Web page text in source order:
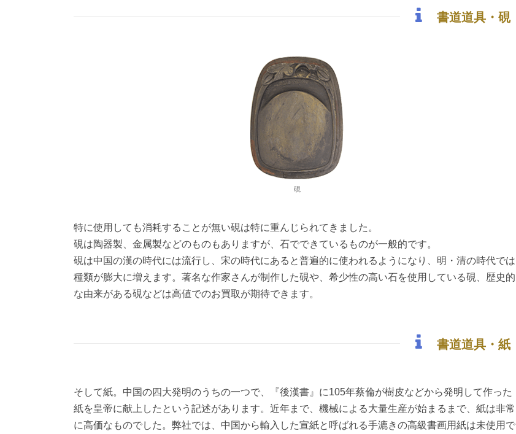
書道道具・硯
硯
特に使用しても消耗することが無い硯は特に重んじられてきました。
硯は陶器製、金属製などのものもありますが、石でできているものが一般的です。
硯は中国の漢の時代には流行し、宋の時代にあると普遍的に使われるようになり、明・清の時代では
種類が膨大に増えます。著名な作家さんが制作した硯や、希少性の高い石を使用している硯、歴史的
な由来がある硯などは高値でのお買取が期待できます。
書道道具・紙
そして紙。中国の四大発明のうちの一つで、『後漢書』に105年蔡倫が樹皮などから発明して作った
紙を皇帝に献上したという記述があります。近年まで、機械による大量生産が始まるまで、紙は非常
に高価なものでした。弊社では、中国から輸入した宣紙と呼ばれる手漉きの高級書画用紙は未使用で